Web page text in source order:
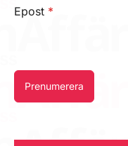
Epost *
Prenumerera